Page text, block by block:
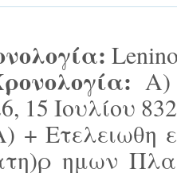
Α)
15 Ιουλίου
+ Ετελειωθη
ημων